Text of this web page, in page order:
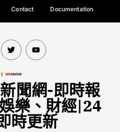
Contact Documentation
聞網-即時報
樂、財經|24
時更新